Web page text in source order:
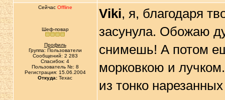
Сейчас Offline
Шеф-повар
Профиль
Группа: Пользователи
Сообщений: 2 283
Спасибок: 4
Пользователь №: 8
Регистрация: 15.06.2004
Откуда: Техас
Viki, я, благодаря
засунула. Обожаю
снимешь! А потом
морковкою и
из тонко